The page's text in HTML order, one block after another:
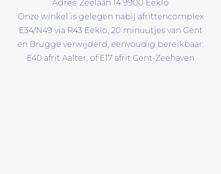
Adres: Zeelaan 14 9900 Eeklo
Onze winkel is gelegen nabij afrittencomplex
E34/N49 via R43 Eeklo, 20 minuutjes van Gent
en Brugge verwijderd, eenvoudig bereikbaar:
E40 afrit Aalter, of E17 afrit Gent-Zeehaven